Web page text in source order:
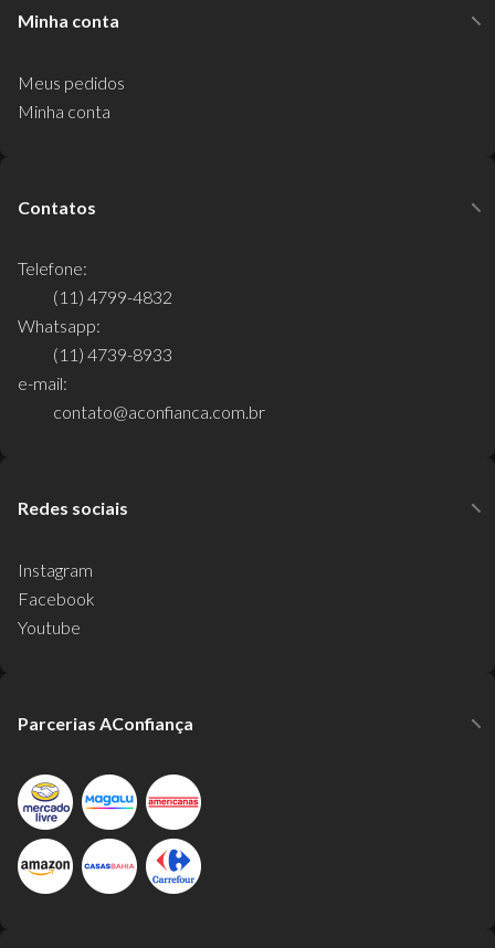
Minha conta
Meus pedidos
Minha conta
Contatos
Telefone:
(11) 4799-4832
Whatsapp:
(11) 4739-8933
e-mail:
contato@aconfianca.com.br
Redes sociais
Instagram
Facebook
Youtube
Parcerias AConfiança